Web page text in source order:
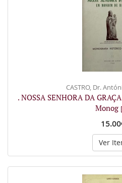
CASTRO, Dr.
. NOSSA SENHORA DA
Monog
Ver